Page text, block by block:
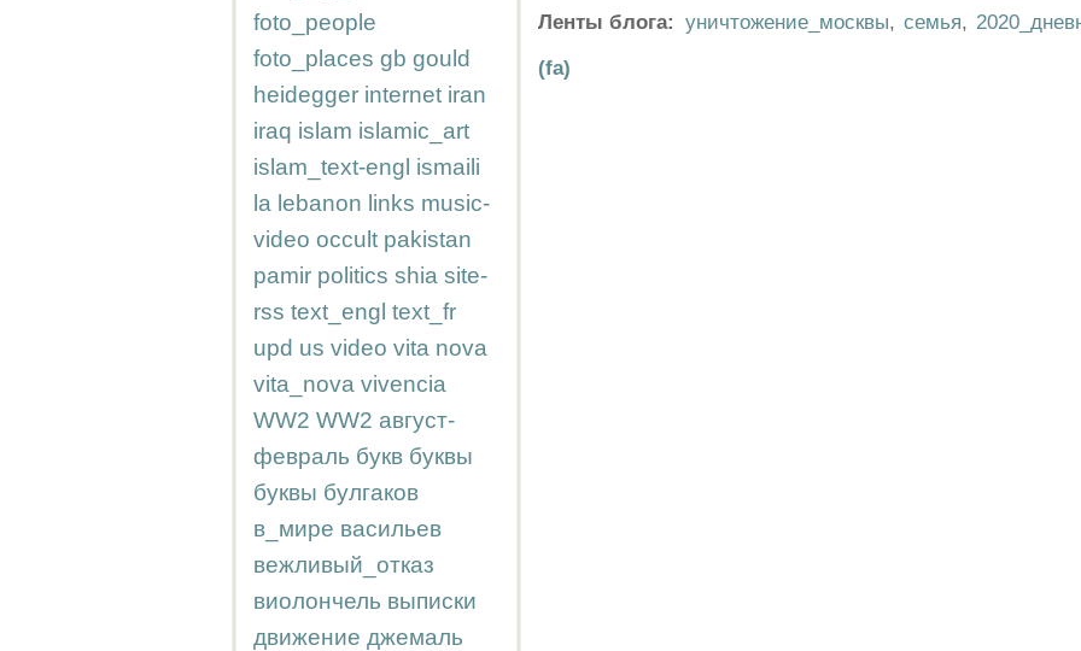
foto_people
foto_places gb gould
heidegger internet iran
iraq islam islamic_art
islam_text-engl ismaili
la lebanon links music-
video occult pakistan
pamir politics shia site-
rss text_engl text_fr
upd us video vita nova
vita_nova vivencia
WW2 WW2 август-
февраль букв буквы
буквы булгаков
в_мире васильев
вежливый_отказ
виолончель выписки
движение джемаль
Ленты блога: уничтожение_москвы, семья,
(fa)